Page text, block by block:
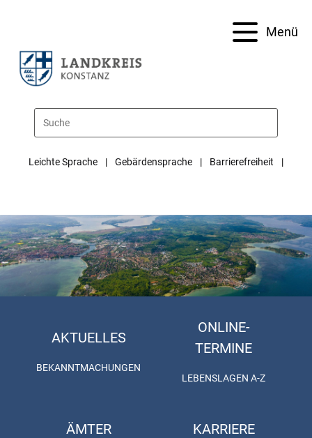
Menü
Leichte Sprache Gebärdensprache Barrierefreiheit
AKTUELLES
BEKANNTMACHUNGEN
ONLINE-
TERMINE
LEBENSLAGEN A-Z
ÄMTER KARRIERE